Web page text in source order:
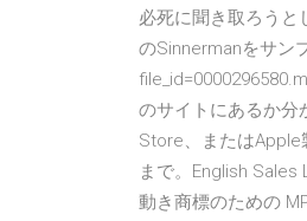
必死に聞き取ろうと
のSinnermanをサン
のサイトにあるか分
Store、またはApple
まで。English
動き商標のための